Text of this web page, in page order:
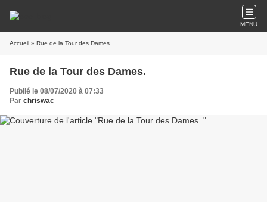
MENU
Accueil » Rue de la Tour des Dames.
Rue de la Tour des Dames.
Publié le 08/07/2020 à 07:33
Par chriswac